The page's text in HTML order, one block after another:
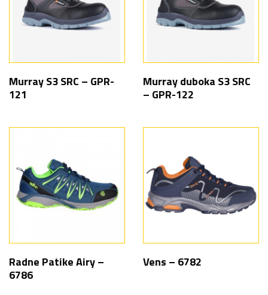
Murray S3 SRC – GPR-
121
Murray duboka S3 SRC
– GPR-122
Radne Patike Airy –
6786
Vens – 6782